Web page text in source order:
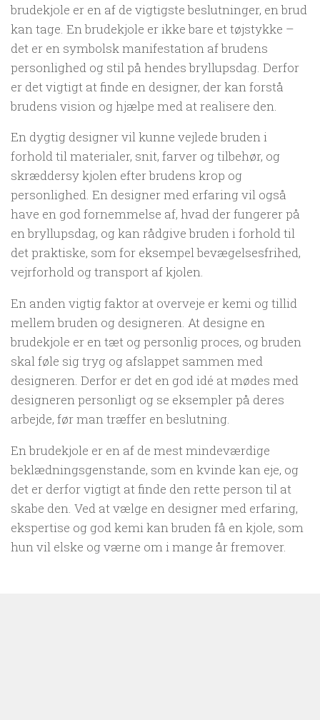
brudekjole er en af de vigtigste beslutninger, en brud
kan tage. En brudekjole er ikke bare et tøjstykke –
det er en symbolsk manifestation af brudens
personlighed og stil på hendes bryllupsdag. Derfor
er det vigtigt at finde en designer, der kan forstå
brudens vision og hjælpe med at realisere den.
En dygtig designer vil kunne vejlede bruden i
forhold til materialer, snit, farver og tilbehør, og
skræddersy kjolen efter brudens krop og
personlighed. En designer med erfaring vil også
have en god fornemmelse af, hvad der fungerer på
en bryllupsdag, og kan rådgive bruden i forhold til
det praktiske, som for eksempel bevægelsesfrihed,
vejrforhold og transport af kjolen.
En anden vigtig faktor at overveje er kemi og tillid
mellem bruden og designeren. At designe en
brudekjole er en tæt og personlig proces, og bruden
skal føle sig tryg og afslappet sammen med
designeren. Derfor er det en god idé at mødes med
designeren personligt og se eksempler på deres
arbejde, før man træffer en beslutning.
En brudekjole er en af de mest mindeværdige
beklædningsgenstande, som en kvinde kan eje, og
det er derfor vigtigt at finde den rette person til at
skabe den. Ved at vælge en designer med erfaring,
ekspertise og god kemi kan bruden få en kjole, som
hun vil elske og værne om i mange år fremover.